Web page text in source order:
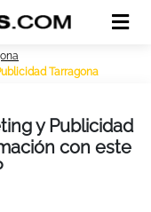
Tarragona
y Publicidad
con este